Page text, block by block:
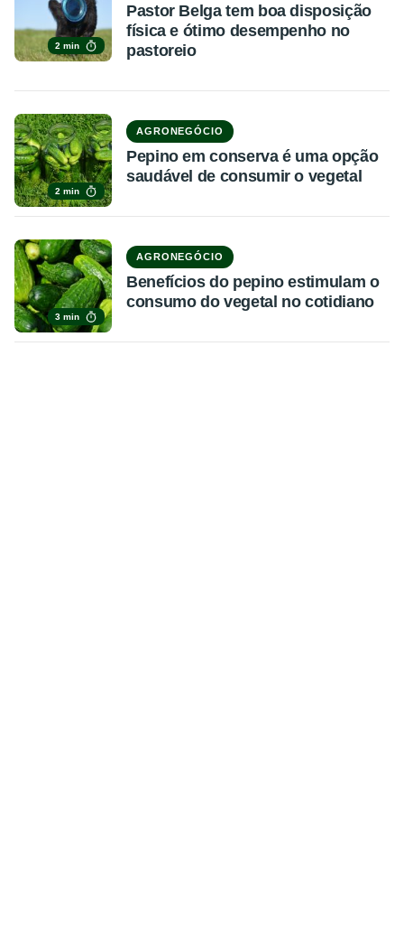
2 min
Pastor Belga tem boa disposição
física e ótimo desempenho no
pastoreio
2 min
AGRONEGÓCIO
Pepino em conserva é uma opção
saudável de consumir o vegetal
3 min
AGRONEGÓCIO
Benefícios do pepino estimulam o
consumo do vegetal no cotidiano